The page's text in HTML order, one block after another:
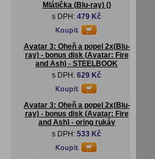
Mlátička (Blu-ray) ()
s DPH: 479 Kč
Avatar 3: Oheň a popel 2x(Blu-
ray) - bonus disk (Avatar: Fire
and Ash) - STEELBOOK
s DPH: 629 Kč
Avatar 3: Oheň a popel 2x(Blu-
ray) - bonus disk (Avatar: Fire
and Ash) - oring rukáv
s DPH: 533 Kč